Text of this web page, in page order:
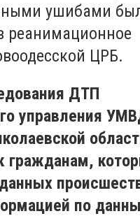
ушибами
реанимационное
ЦРБ.
ДТП
управления
гражданам,
по